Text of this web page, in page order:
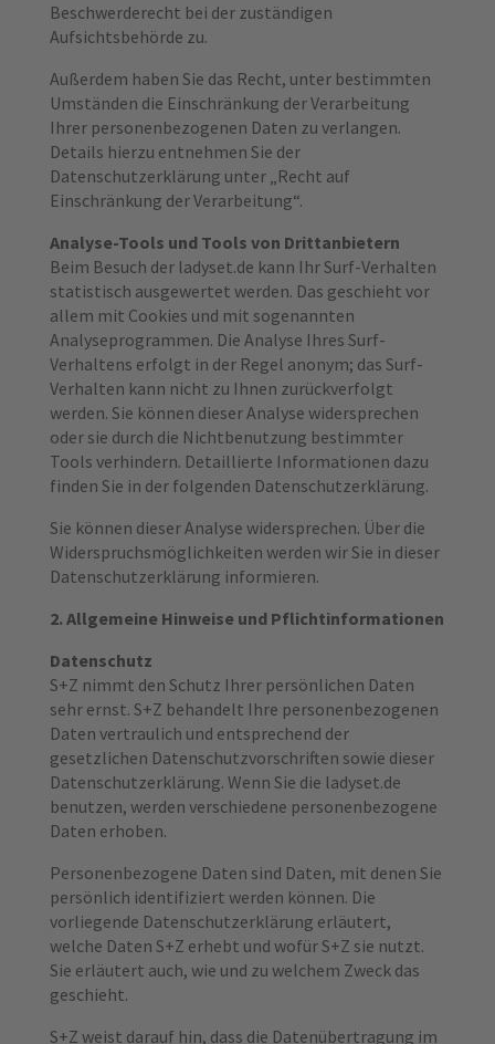
Beschwerderecht bei der zuständigen
Aufsichtsbehörde zu.
Außerdem haben Sie das Recht, unter bestimmten
Umständen die Einschränkung der Verarbeitung
Ihrer personenbezogenen Daten zu verlangen.
Details hierzu entnehmen Sie der
Datenschutzerklärung unter „Recht auf
Einschränkung der Verarbeitung“.
Analyse-Tools und Tools von Drittanbietern
Beim Besuch der ladyset.de kann Ihr Surf-Verhalten
statistisch ausgewertet werden. Das geschieht vor
allem mit Cookies und mit sogenannten
Analyseprogrammen. Die Analyse Ihres Surf-
Verhaltens erfolgt in der Regel anonym; das Surf-
Verhalten kann nicht zu Ihnen zurückverfolgt
werden. Sie können dieser Analyse widersprechen
oder sie durch die Nichtbenutzung bestimmter
Tools verhindern. Detaillierte Informationen dazu
finden Sie in der folgenden Datenschutzerklärung.
Sie können dieser Analyse widersprechen. Über die
Widerspruchsmöglichkeiten werden wir Sie in dieser
Datenschutzerklärung informieren.
2. Allgemeine Hinweise und Pflichtinformationen
Datenschutz
S+Z nimmt den Schutz Ihrer persönlichen Daten
sehr ernst. S+Z behandelt Ihre personenbezogenen
Daten vertraulich und entsprechend der
gesetzlichen Datenschutzvorschriften sowie dieser
Datenschutzerklärung. Wenn Sie die ladyset.de
benutzen, werden verschiedene personenbezogene
Daten erhoben.
Personenbezogene Daten sind Daten, mit denen Sie
persönlich identifiziert werden können. Die
vorliegende Datenschutzerklärung erläutert,
welche Daten S+Z erhebt und wofür S+Z sie nutzt.
Sie erläutert auch, wie und zu welchem Zweck das
geschieht.
S+Z weist darauf hin, dass die Datenübertragung im